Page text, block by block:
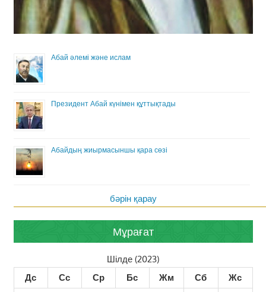
Абай әлемі және ислам
Президент Абай күнімен құттықтады
Абайдың жиырмасыншы қара сөзі
бәрін қарау
Мұрағат
Шілде (2023)
Дс
Сс Ср Бс Жм Сб
Жс